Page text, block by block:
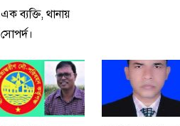
এক ব্যক্তি, থানায়
সোপর্দ।